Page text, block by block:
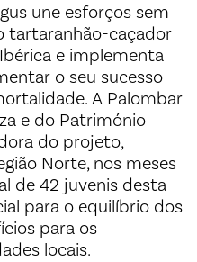
une esforços sem
tartaranhão-caçador
e implementa
o seu sucesso
A Palombar
e do Património
do projeto,
Norte, nos meses
de 42 juvenis desta
para o equilíbrio dos
para os
locais.